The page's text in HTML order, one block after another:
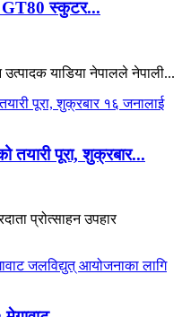
GT80 स्कुटर...
उत्पादक याडिया नेपालले नेपाली...
तयारी पूरा, शुक्रबार...
प्रोत्साहन उपहार